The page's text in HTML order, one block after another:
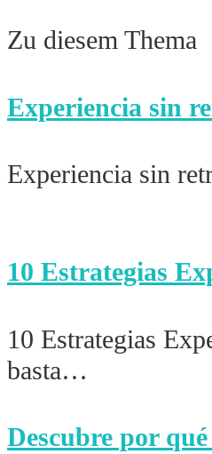
Zu diesem Thema
Experiencia sin
Experiencia sin
10 Estrategias
10 Estrategias
basta…
Descubre por